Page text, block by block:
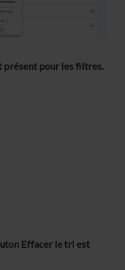
présent pour les filtres.
Effacer le tri est